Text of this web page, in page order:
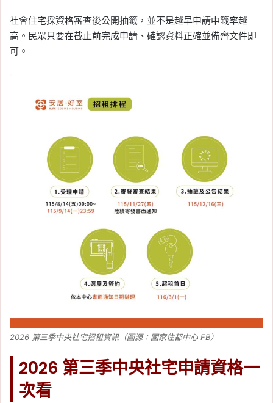
社會住宅採資格審查後公開抽籤，並不是越早申請中籤率越
高。民眾只要在截止前完成申請、確認資料正確並備齊文件即
可。
2026 第三季中央社宅招租資訊（圖源：國家住都中心 FB）
2026 第三季中央社宅申請資格一
次看